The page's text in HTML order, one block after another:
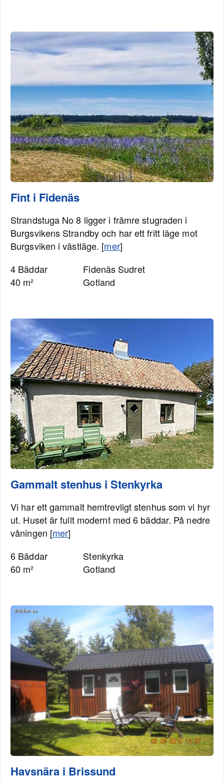
Fint i Fidenäs
Strandstuga No 8 ligger i främre stugraden i
Burgsvikens Strandby och har ett fritt läge mot
Burgsviken i västläge. [mer]
4 Bäddar
40 m²
Fidenäs Sudret
Gotland
Gammalt stenhus i Stenkyrka
Vi har ett gammalt hemtrevligt stenhus som vi hyr
ut. Huset är fullt modernt med 6 bäddar. På nedre
våningen [mer]
6 Bäddar
60 m²
Stenkyrka
Gotland
Havsnära i Brissund